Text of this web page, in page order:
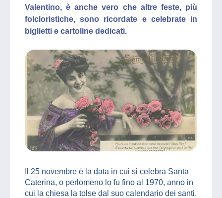
Valentino, è anche vero che altre feste, più
folcloristiche, sono ricordate e celebrate in
biglietti e cartoline dedicati.
Il 25 novembre è la data in cui si celebra Santa
Caterina, o perlomeno lo fu fino al 1970, anno in
cui la chiesa la tolse dal suo calendario dei santi.